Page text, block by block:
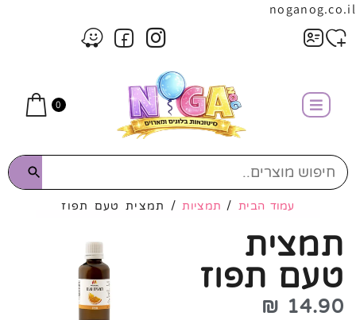
noganog.co.il
0
עמוד הבית/ תמציות/ תמצית טעם תפוז
תמצית
טעם תפוז
14.90
₪